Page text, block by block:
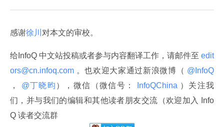
感谢徐川 对本文的审校。
给InfoQ 中文站投稿或者参与内容翻译工作，请邮件至 edit
ors@cn.infoq.com 。也欢迎大家通过新浪微博（
，
@丁晓昀 ），微信（微信号： InfoQChina ）关注我
们，并与我们的编辑和其他读者朋友交流（欢迎加入 Info
Q 读者交流群